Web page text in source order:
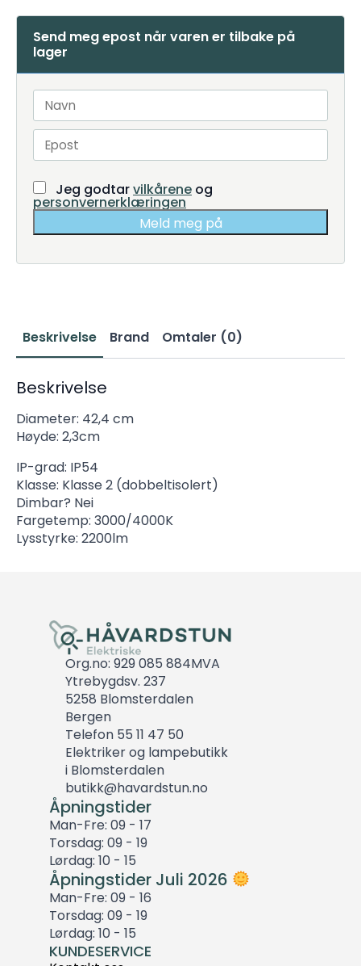
Send meg epost når varen er tilbake på
lager
Jeg godtarvilkårene og
personvernerklæringen
Meld meg på
Beskrivelse Brand Omtaler (0)
Beskrivelse
Diameter: 42,4 cm
Høyde: 2,3cm
IP-grad: IP54
Klasse: Klasse 2 (dobbeltisolert)
Dimbar? Nei
Fargetemp: 3000/4000K
Lysstyrke: 2200lm
Org.no: 929 085 884MVA
Ytrebygdsv. 237
5258 Blomsterdalen
Bergen
Telefon 55 11 47 50
Elektriker og lampebutikk
i Blomsterdalen
butikk@havardstun.no
Åpningstider
Man-Fre: 09 - 17
Torsdag: 09 - 19
Lørdag: 10 - 15
Åpningstider Juli 2026
Man-Fre: 09 - 16
Torsdag: 09 - 19
Lørdag: 10 - 15
KUNDESERVICE